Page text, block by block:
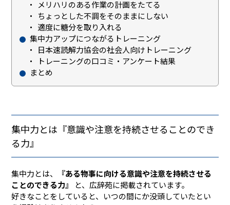
メリハリのある作業の計画をたてる
ちょっとした不調をそのままにしない
適度に糖分を取り入れる
集中力アップにつながるトレーニング
日本速読解力協会の社会人向けトレーニング
トレーニングの口コミ・アンケート結果
まとめ
集中力とは『意識や注意を持続させることのでき
る力』
集中力とは、
『ある物事に向ける意識や注意を持続させる
ことのできる力』
と、広辞苑に掲載されています。
好きなことをしていると、いつの間にか没頭していたとい